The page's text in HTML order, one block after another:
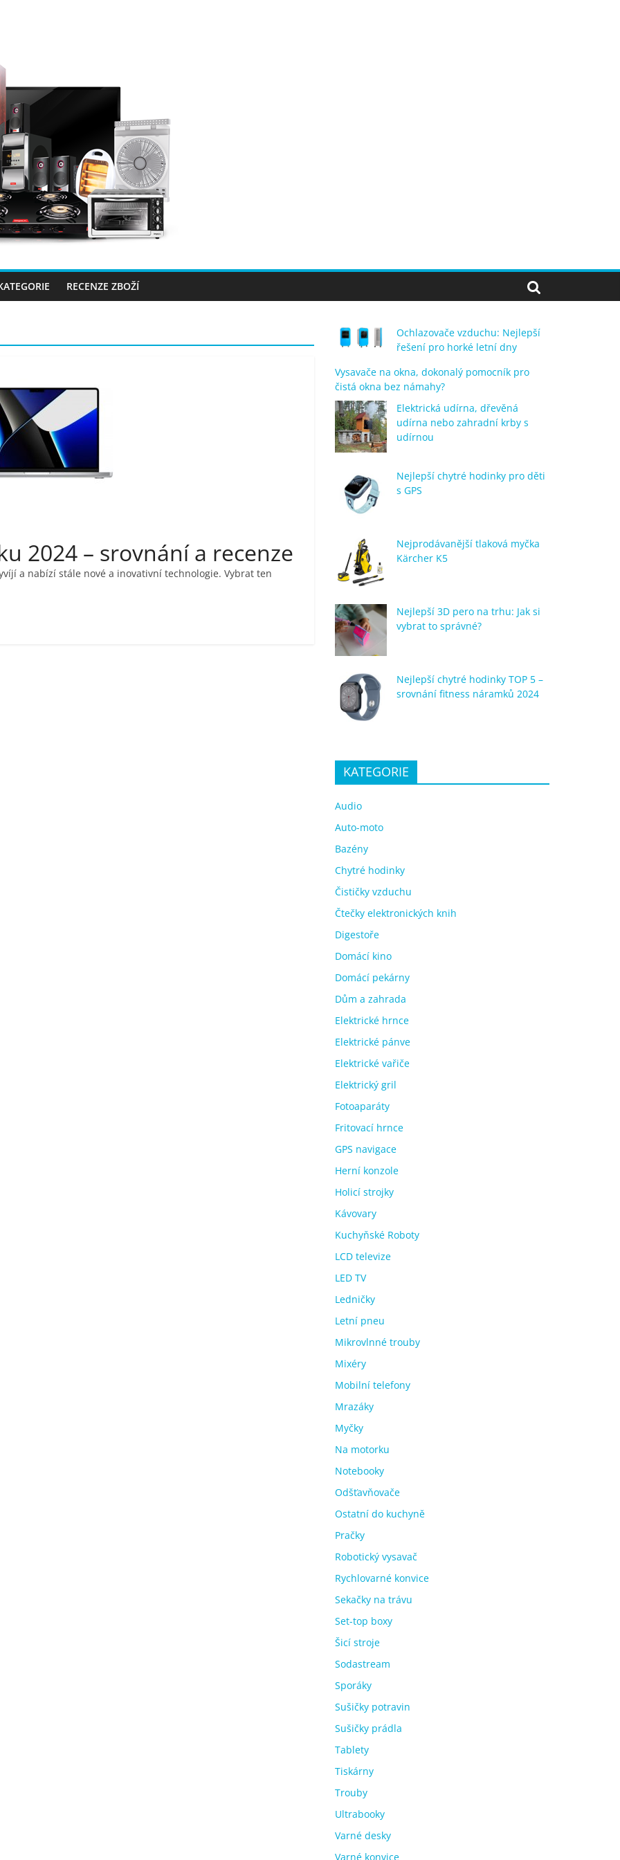
RECENZE ZBOŽÍ
2024 – srovnání a recenze
a nabízí stále nové a inovativní technologie. Vybrat ten
Ochlazovače vzduchu: Nejlepší
řešení pro horké letní dny
Vysavače na okna, dokonalý pomocník pro
čistá okna bez námahy?
Elektrická udírna, dřevěná
udírna nebo zahradní krby s
udírnou
Nejlepší chytré hodinky pro děti
s GPS
Nejprodávanější tlaková myčka
Kärcher K5
Nejlepší 3D pero na trhu: Jak si
vybrat to správné?
Nejlepší chytré hodinky TOP 5 –
srovnání fitness náramků 2024
KATEGORIE
Audio
Auto-moto
Bazény
Chytré hodinky
Čističky vzduchu
Čtečky elektronických knih
Digestoře
Domácí kino
Domácí pekárny
Dům a zahrada
Elektrické hrnce
Elektrické pánve
Elektrické vařiče
Elektrický gril
Fotoaparáty
Fritovací hrnce
GPS navigace
Herní konzole
Holicí strojky
Kávovary
Kuchyňské Roboty
LCD televize
LED TV
Ledničky
Letní pneu
Mikrovlnné trouby
Mixéry
Mobilní telefony
Mrazáky
Myčky
Na motorku
Notebooky
Odšťavňovače
Ostatní do kuchyně
Pračky
Robotický vysavač
Rychlovarné konvice
Sekačky na trávu
Set-top boxy
Šicí stroje
Sodastream
Sporáky
Sušičky potravin
Sušičky prádla
Tablety
Tiskárny
Trouby
Ultrabooky
Varné desky
Varné konvice